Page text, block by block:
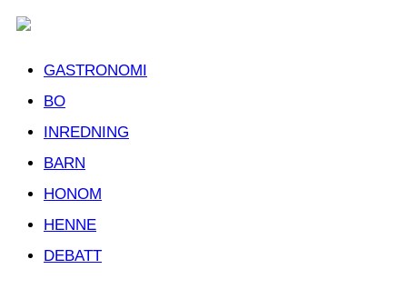
GASTRONOMI
BO
INREDNING
BARN
HONOM
HENNE
DEBATT